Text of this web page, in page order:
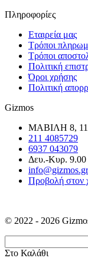
Πληροφορίες
Εταιρεία μας
Τρόποι
Τρόποι
Πολιτική
Όροι χρήσης
Πολιτική
Gizmos
ΜΑΒΙΛΗ 8,
211 4085729
6937 043079
Δευ.-Κυρ. 9.00
info@gizmos.gr
Προβολή στον
© 2022 - 2026
Στο Καλάθι